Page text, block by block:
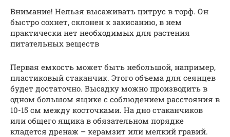
Внимание! Нельзя высаживать цитрус в торф. Он
быстро сохнет, склонен к закисанию, в нем
практически нет необходимых для растения
питательных веществ
Первая емкость может быть небольшой, например,
пластиковый стаканчик. Этого объема для сеянцев
будет достаточно. Высадку можно производить в
одном большом ящике с соблюдением расстояния в
10-15 см между косточками. На дно стаканчиков
или общего ящика в обязательном порядке
кладется дренаж – керамзит или мелкий гравий.